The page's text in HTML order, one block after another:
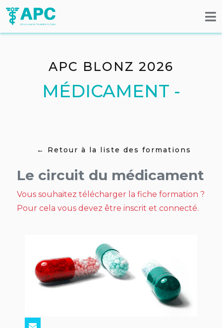
APC BLONZ 2026
MÉDICAMENT -
← Retour à la liste des formations
Le circuit du médicament
Vous souhaitez télécharger la fiche formation ?
Pour cela vous devez être inscrit et connecté.